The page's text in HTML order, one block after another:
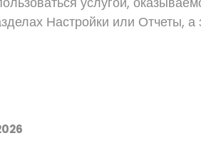
Настройки или Отчеты, а